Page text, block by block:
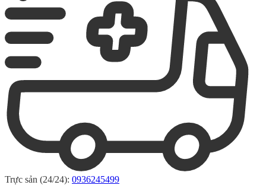
Trực sản (24/24): 0936245499